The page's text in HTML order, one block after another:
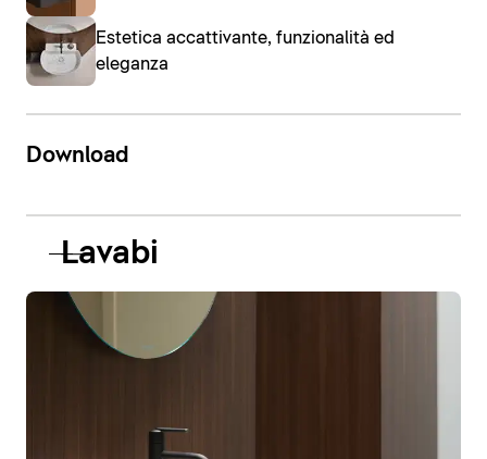
Estetica accattivante, funzionalità ed
eleganza
Download
Lavabi